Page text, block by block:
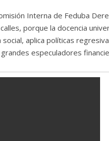
Interna de Feduba
porque la docencia
aplica políticas
especuladores